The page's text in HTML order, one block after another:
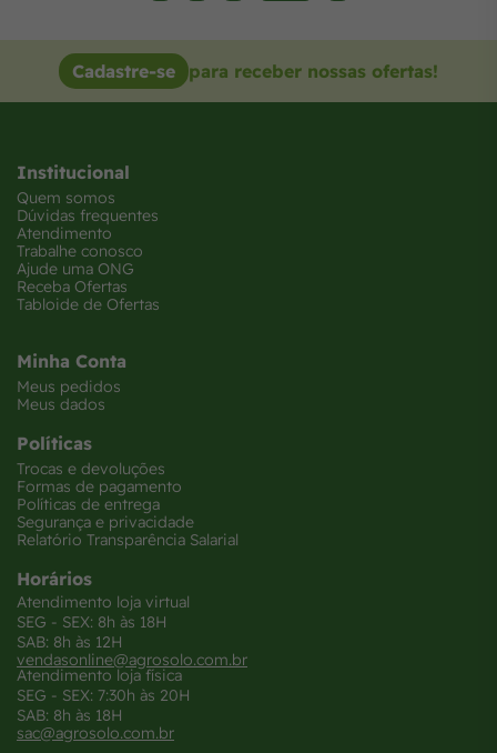
Cadastre-se para receber nossas ofertas!
Institucional
Quem somos
Dúvidas frequentes
Atendimento
Trabalhe conosco
Ajude uma ONG
Receba Ofertas
Tabloide de Ofertas
Minha Conta
Meus pedidos
Meus dados
Políticas
Trocas e devoluções
Formas de pagamento
Políticas de entrega
Segurança e privacidade
Relatório Transparência Salarial
Horários
Atendimento loja virtual
SEG - SEX: 8h às 18H
SAB: 8h às 12H
vendasonline@agrosolo.com.br
Atendimento loja física
SEG - SEX: 7:30h às 20H
SAB: 8h às 18H
sac@agrosolo.com.br